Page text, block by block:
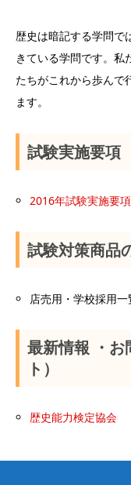
歴史は暗記する学問で
きている学問です。私
たちがこれから歩んで
ます。
試験実施要項
2016年試験実施要項
試験対策商品
店売用・学校採用一
最新情報 ・お
ト）
歴史能力検定協会